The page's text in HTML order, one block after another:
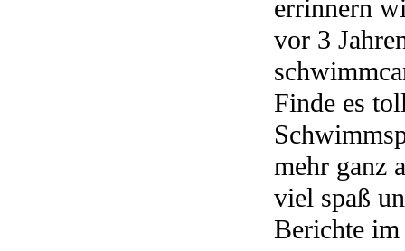
errinnern
vor 3
Finde es
mehr ganz
viel spaß
Berichte